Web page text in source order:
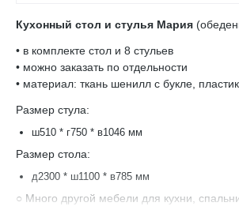
Кухонный стол и стулья Мария
• в комплекте стол и 8 стульев
• можно заказать по отдельности
• материал: ткань шенилл с букле,
Размер стула:
ш510 * г750 * в1046 мм
Размер стола:
д2300 * ш1100 * в785 мм
○ Много другой мебели для кухни,